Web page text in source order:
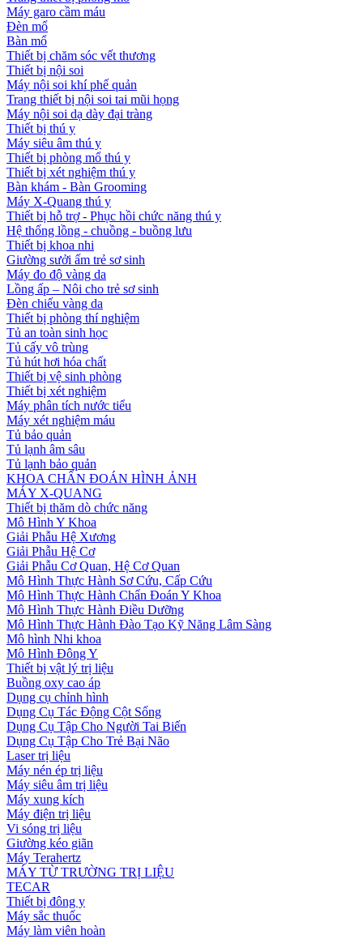
Máy garo cầm máu
Đèn mổ
Bàn mổ
Thiết bị chăm sóc vết thương
Thiết bị nội soi
Máy nội soi khí phế quản
Trang thiết bị nội soi tai mũi họng
Máy nội soi dạ dày đại tràng
Thiết bị thú y
Máy siêu âm thú y
Thiết bị phòng mổ thú y
Thiết bị xét nghiệm thú y
Bàn khám - Bàn Grooming
Máy X-Quang thú y
Thiết bị hỗ trợ - Phục hồi chức năng thú y
Hệ thống lồng - chuồng - buồng lưu
Thiết bị khoa nhi
Giường sưởi ấm trẻ sơ sinh
Máy đo độ vàng da
Lồng ấp – Nôi cho trẻ sơ sinh
Đèn chiếu vàng da
Thiết bị phòng thí nghiệm
Tủ an toàn sinh học
Tủ cấy vô trùng
Tủ hút hơi hóa chất
Thiết bị vệ sinh phòng
Thiết bị xét nghiệm
Máy phân tích nước tiểu
Máy xét nghiệm máu
Tủ bảo quản
Tủ lạnh âm sâu
Tủ lạnh bảo quản
KHOA CHẨN ĐOÁN HÌNH ẢNH
MÁY X-QUANG
Thiết bị thăm dò chức năng
Mô Hình Y Khoa
Giải Phẫu Hệ Xương
Giải Phẫu Hệ Cơ
Giải Phẫu Cơ Quan, Hệ Cơ Quan
Mô Hình Thực Hành Sơ Cứu, Cấp Cứu
Mô Hình Thực Hành Chẩn Đoán Y Khoa
Mô Hình Thực Hành Điều Dưỡng
Mô Hình Thực Hành Đào Tạo Kỹ Năng Lâm Sàng
Mô hình Nhi khoa
Mô Hình Đông Y
Thiết bị vật lý trị liệu
Buồng oxy cao áp
Dụng cụ chỉnh hình
Dụng Cụ Tác Động Cột Sống
Dụng Cụ Tập Cho Người Tai Biến
Dụng Cụ Tập Cho Trẻ Bại Não
Laser trị liệu
Máy nén ép trị liệu
Máy siêu âm trị liệu
Máy xung kích
Máy điện trị liệu
Vi sóng trị liệu
Giường kéo giãn
Máy Terahertz
MÁY TỪ TRƯỜNG TRỊ LIỆU
TECAR
Thiết bị đông y
Máy sắc thuốc
Máy làm viên hoàn